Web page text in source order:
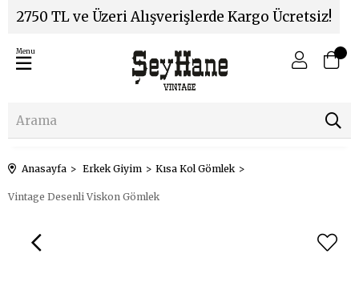
2750 TL ve Üzeri Alışverişlerde Kargo Ücretsiz!
Menu
Anasayfa Erkek Giyim Kısa Kol Gömlek
Vintage Desenli Viskon Gömlek